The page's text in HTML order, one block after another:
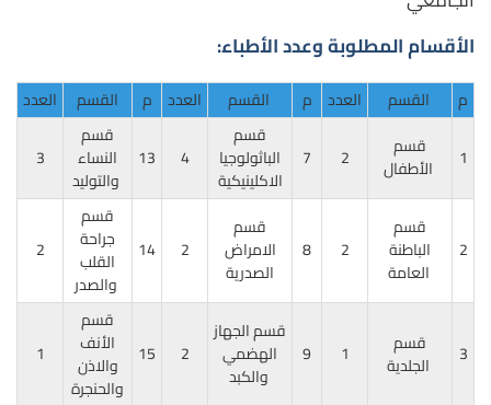
الأقسام المطلوبة وعدد الأطباء:
العدد القسم م العدد م العدد م
3
قسم
النساء
13 4
قسم
الباثولوجيا
الاكلينيكية
7 2
قسم
1
2
قسم
جراحة
القلب
14 2
قسم
الامراض
الصدرية
8 2
قسم
الباطنة
2
1
قسم
الأنف
والاذن
والحنجرة
15 2
قسم الجهاز
الهضمي
9 1
قسم
3